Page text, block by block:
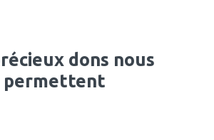
dons nous
permettent